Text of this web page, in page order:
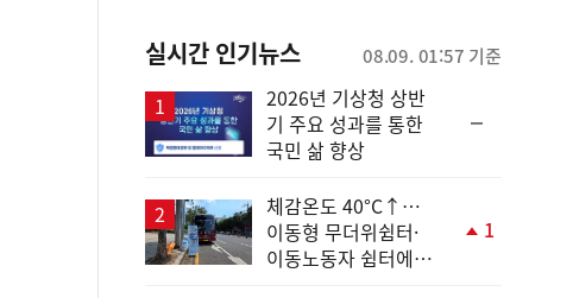
실시간 인기뉴스 08.09. 01:57 기준
2026년 기상청 상반
기 주요 성과를 통한
국민 삶 향상
체감온도 40°C↑…
이동형 무더위쉼터·
이동노동자 쉼터에서
1